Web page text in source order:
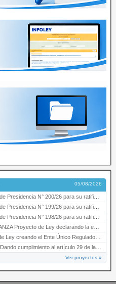
05/08/2026
N° 200/26 para su ratificación.
N° 199/26 para su ratificación.
N° 198/26 para su ratificación.
de Ley declarando la esencialidad del servicio educativ…
el Ente Único Regulador de servicios públicos de la …
al artículo 29 de la Ley provincial N° 1399…
Ver proyectos »